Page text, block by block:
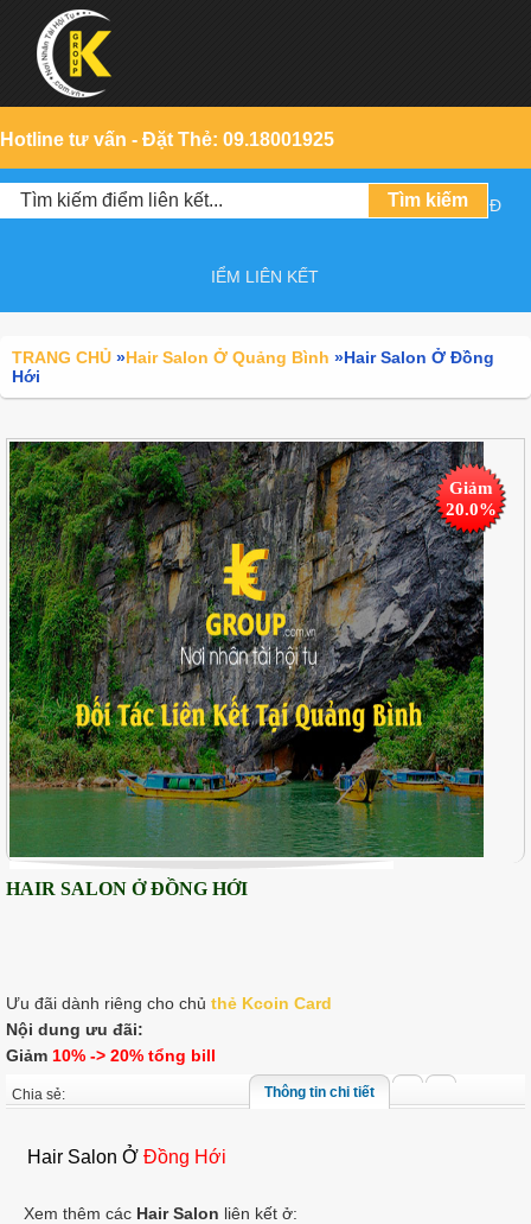
Hotline tư vấn - Đặt Thẻ: 09.18001925
Đ
IỂM LIÊN KẾT
TRANG CHỦ »Hair Salon Ở Quảng Bình »Hair Salon Ở Đồng
Hới
HAIR SALON Ở ĐỒNG HỚI
Ưu đãi dành riêng cho chủ thẻ Kcoin Card
Nội dung ưu đãi:
Giảm 10% -> 20% tổng bill
Giảm
20.0%
Thông tin chi tiết
Hair Salon Ở Đồng Hới
Xem thêm các Hair Salon liên kết ở:
Chia sẻ: